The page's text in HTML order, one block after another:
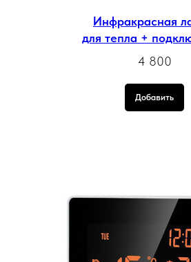
Инфракрасная
для тепла +
4 800
Добавить